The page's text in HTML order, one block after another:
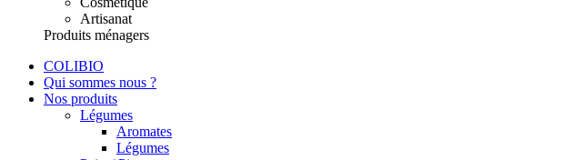
Artisanat
Produits ménagers
COLIBIO
Qui sommes nous ?
Nos produits
Légumes
Aromates
Légumes